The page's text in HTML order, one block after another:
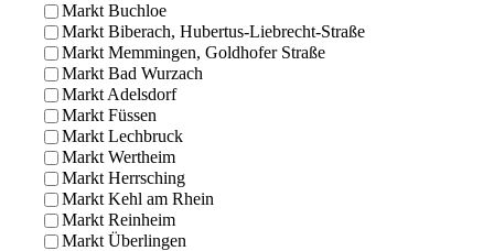
Markt Buchloe
Markt Biberach, Hubertus-Liebrecht-Straße
Markt Memmingen, Goldhofer Straße
Markt Bad Wurzach
Markt Adelsdorf
Markt Füssen
Markt Lechbruck
Markt Wertheim
Markt Herrsching
Markt Kehl am Rhein
Markt Reinheim
Markt Überlingen